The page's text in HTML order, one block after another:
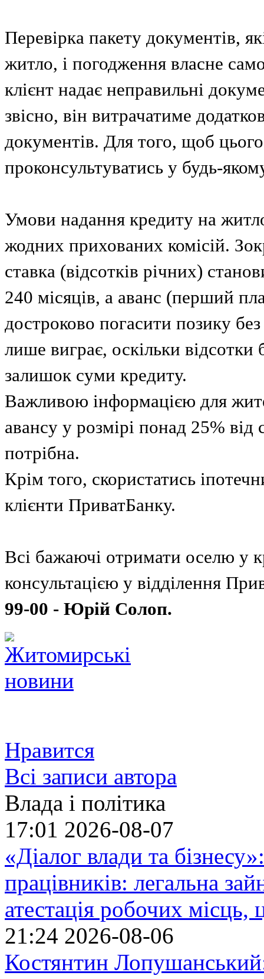
Перевірка пакету документів,
житло, і погодження власне
клієнт надає неправильні
звісно, він витрачатиме
документів. Для того, щоб
проконсультуватись у будь-
Умови надання кредиту на
жодних прихованих комісій.
ставка (відсотків річних)
240 місяців, а аванс (перший
достроково погасити позику
лише виграє, оскільки
залишок суми кредиту.
Важливою інформацією для
авансу у розмірі понад 25%
потрібна.
Крім того, скористатись
клієнти ПриватБанку.
Всі бажаючі отримати оселю у
консультацією у відділення
99-00 - Юрій Солоп.
Нравится
Всі записи автора
Влада і політика
17:01 2026-08-07
«Діалог влади та
працівників: легальна
атестація робочих місць,
21:24 2026-08-06
Костянтин